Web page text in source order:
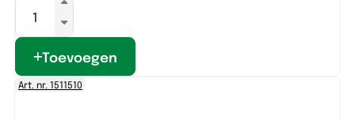
Toevoegen
Art. nr. 1511510